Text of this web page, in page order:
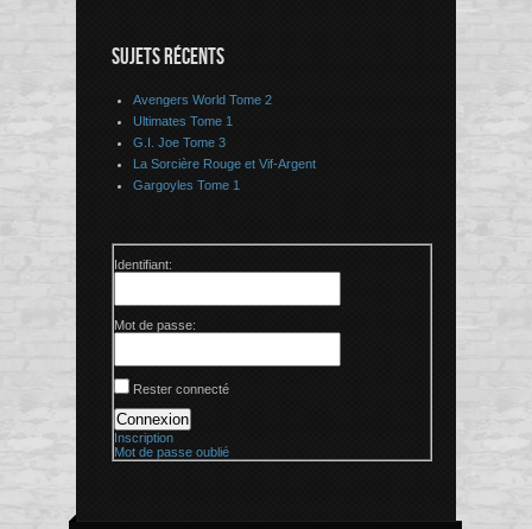
SUJETS RÉCENTS
Avengers World Tome 2
Ultimates Tome 1
G.I. Joe Tome 3
La Sorcière Rouge et Vif-Argent
Gargoyles Tome 1
Identifiant:
Mot de passe:
Rester connecté
Connexion
Inscription
Mot de passe oublié